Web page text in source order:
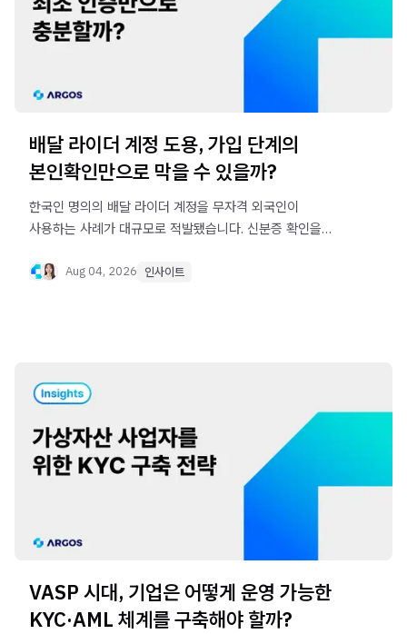
배달 라이더 계정 도용, 가입 단계의
본인확인만으로 막을 수 있을까?
한국인 명의의 배달 라이더 계정을 무자격 외국인이
사용하는 사례가 대규모로 적발됐습니다. 신분증 확인을
이유를 살펴봅니다.
Aug 04, 2026 인사이트
VASP 시대, 기업은 어떻게 운영 가능한
KYC·AML 체계를 구축해야 할까?